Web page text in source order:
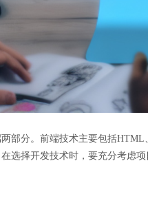
部分。前端技术主要包括HTML
选择开发技术时，要充分考虑